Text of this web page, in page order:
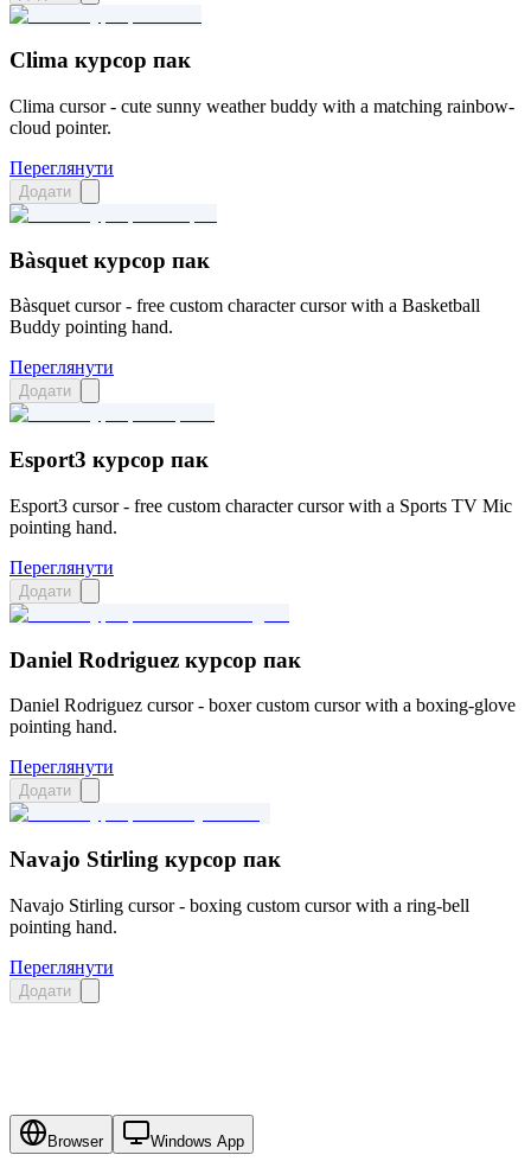
Clima курсор пак
Clima cursor - cute sunny weather buddy with a matching rainbow-
cloud pointer.
Переглянути
Додати
Bàsquet курсор пак
Bàsquet cursor - free custom character cursor with a Basketball
Buddy pointing hand.
Переглянути
Додати
Esport3 курсор пак
Esport3 cursor - free custom character cursor with a Sports TV Mic
pointing hand.
Переглянути
Додати
Daniel Rodriguez курсор пак
Daniel Rodriguez cursor - boxer custom cursor with a boxing-glove
pointing hand.
Переглянути
Додати
Navajo Stirling курсор пак
Navajo Stirling cursor - boxing custom cursor with a ring-bell
pointing hand.
Переглянути
Додати
Browser Windows App